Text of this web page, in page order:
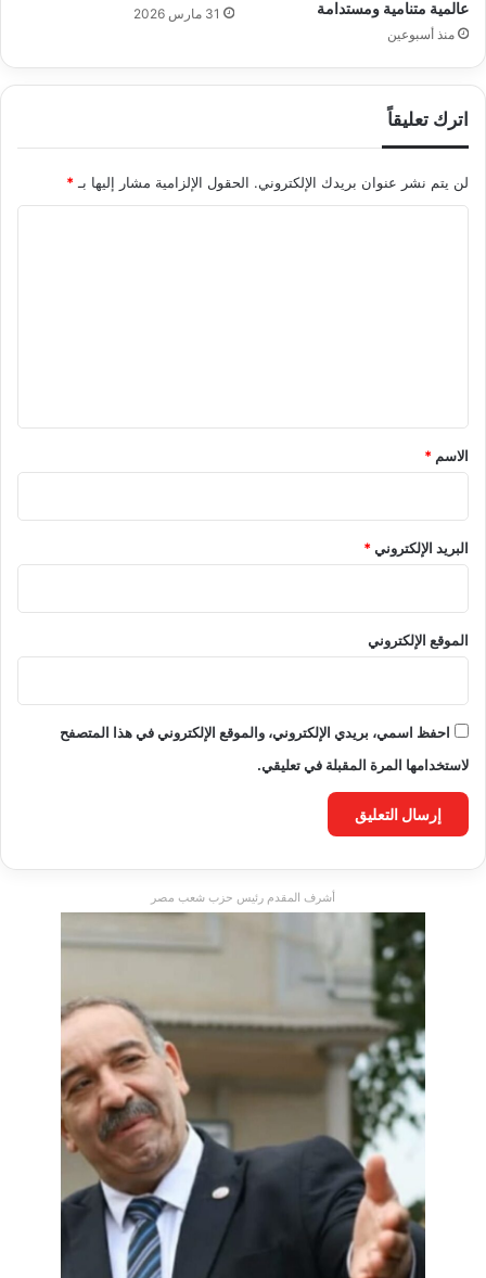
عالمية متنامية ومستدامة
منذ أسبوعين
31 مارس 2026
اترك تعليقاً
لن يتم نشر عنوان بريدك الإلكتروني. الحقول الإلزامية مشار إليها بـ*
*
الاسم *
البريد الإلكتروني*
الموقع الإلكتروني
احفظ اسمي، بريدي الإلكتروني، والموقع الإلكتروني في هذا المتصفح
لاستخدامها المرة المقبلة في تعليقي.
أشرف المقدم رئيس حزب شعب مصر